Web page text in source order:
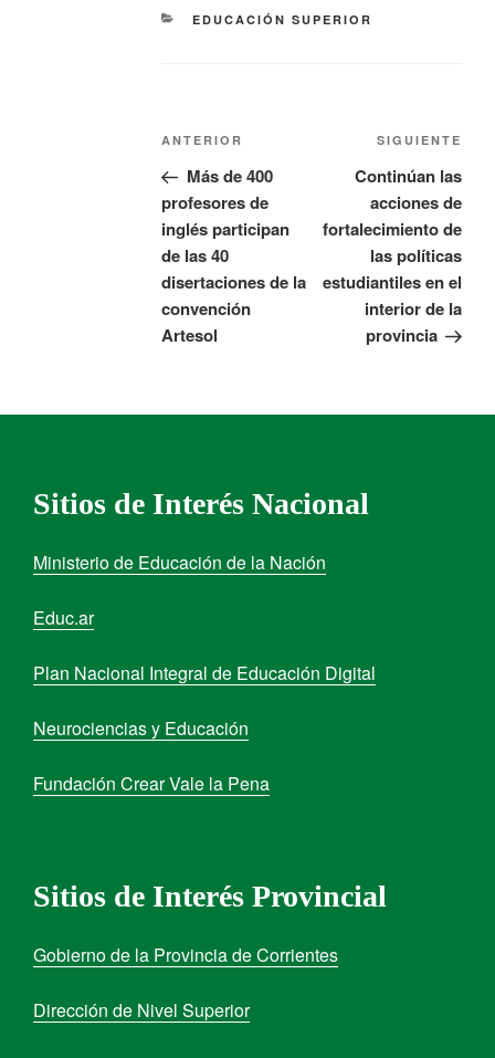
EDUCACIÓN SUPERIOR
ANTERIOR
Más de 400
profesores de
inglés participan
de las 40
disertaciones de la
convención
Artesol
SIGUIENTE
Continúan las
acciones de
fortalecimiento de
las políticas
estudiantiles en el
interior de la
provincia
Sitios de Interés Nacional
Ministerio de Educación de la Nación
Educ.ar
Plan Nacional Integral de Educación Digital
Neurociencias y Educación
Fundación Crear Vale la Pena
Sitios de Interés Provincial
Gobierno de la Provincia de Corrientes
Dirección de Nivel Superior